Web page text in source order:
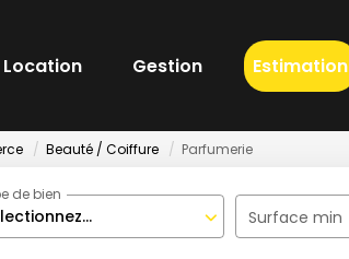
Location Gestion Estimation
Beauté / Coiffure Parfumerie
de bien
Surface min